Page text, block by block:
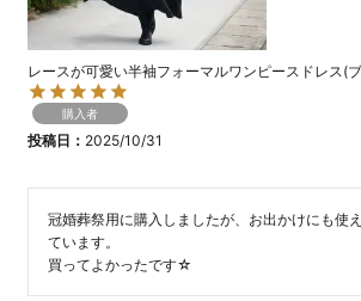
レースが可愛い半袖フォーマルワンピースドレス(
購入者
投稿日 2025/10/31
冠婚葬祭用に購入しましたが、お出かけにも使
ています。
買ってよかったです☆